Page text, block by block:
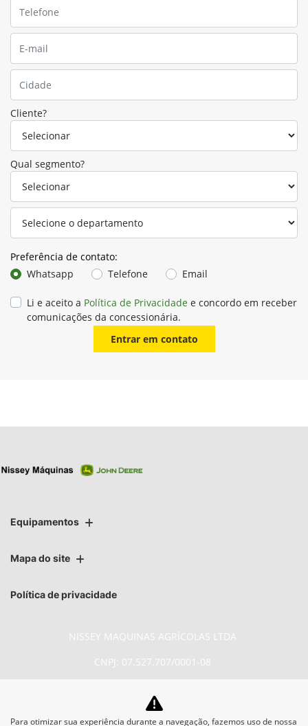
Cliente?
Qual segmento?
Preferência de contato:
Whatsapp
Telefone Email
Li e aceito a Política de Privacidade e concordo em receber
comunicações da concessionária.
Entrar em contato
Equipamentos
Mapa do site
Política de privacidade
NISSEY MAQUINAS AGRÍCOLAS LTDA
CNPJ: 07.527.707/0001-08
Para otimizar sua experiência durante a navegação, fazemos uso de nossa